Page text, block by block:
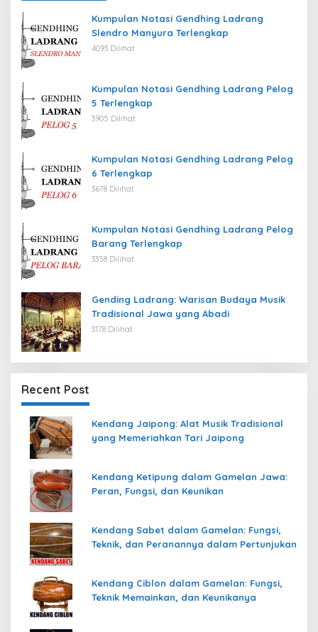
Kumpulan Notasi Gendhing Ladrang
Slendro Manyura Terlengkap
4093 Dilihat
Kumpulan Notasi Gendhing Ladrang Pelog
5 Terlengkap
3905 Dilihat
Kumpulan Notasi Gendhing Ladrang Pelog
6 Terlengkap
3678 Dilihat
Kumpulan Notasi Gendhing Ladrang Pelog
Barang Terlengkap
3358 Dilihat
Gending Ladrang: Warisan Budaya Musik
Tradisional Jawa yang Abadi
3178 Dilihat
Recent Post
Kendang Jaipong: Alat Musik Tradisional
yang Memeriahkan Tari Jaipong
Kendang Ketipung dalam Gamelan Jawa:
Peran, Fungsi, dan Keunikan
Kendang Sabet dalam Gamelan: Fungsi,
Teknik, dan Peranannya dalam Pertunjukan
Kendang Ciblon dalam Gamelan: Fungsi,
Teknik Memainkan, dan Keunikanya